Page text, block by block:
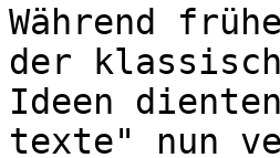
Während
der
Ideen
texte" nun